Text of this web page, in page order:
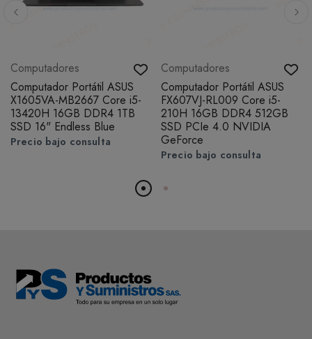
Computadores
Computador Portátil ASUS
X1605VA-MB2667 Core i5-
13420H 16GB DDR4 1TB
SSD 16" Endless Blue
Precio bajo consulta
Computadores
Computador Portátil ASUS
FX607VJ-RL009 Core i5-
210H 16GB DDR4 512GB
SSD PCIe 4.0 NVIDIA
GeForce
Precio bajo consulta